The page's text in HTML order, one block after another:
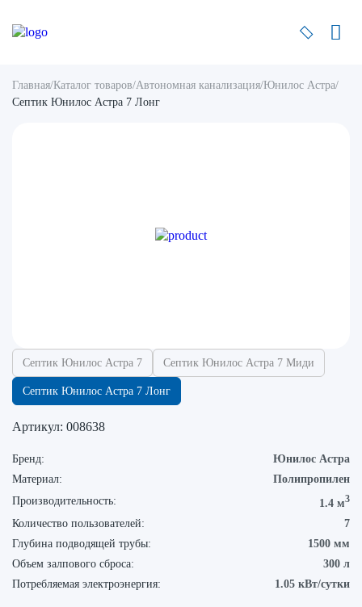
Главная/Каталог товаров/Автономная канализация/Юнилос Астра/
Септик Юнилос Астра 7 Лонг
Септик Юнилос Астра 7 Септик Юнилос Астра 7 Миди
Септик Юнилос Астра 7 Лонг
Артикул: 008638
Бренд:
Юнилос Астра
Материал:
Полипропилен
Производительность:
1.4 м3
Количество пользователей:
7
Глубина подводящей трубы:
1500 мм
Объем залпового сброса:
300 л
Потребляемая электроэнергия:
1.05 кВт/сутки